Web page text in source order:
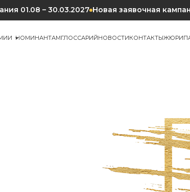
01.08 – 30.03.2027 Новая заявочная
НОМИНАНТАМГЛОССАРИЙНОВОСТИКОНТАКТЫЖЮРИ